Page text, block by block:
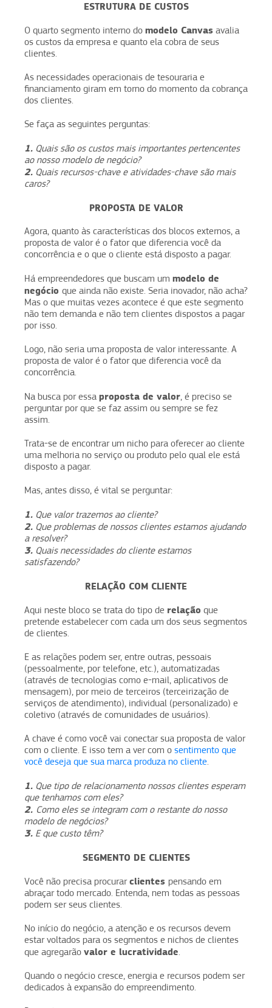
ESTRUTURA DE CUSTOS
O quarto segmento interno do modelo Canvas avalia
os custos da empresa e quanto ela cobra de seus
clientes.
As necessidades operacionais de tesouraria e
financiamento giram em torno do momento da cobrança
dos clientes.
Se faça as seguintes perguntas:
1. Quais são os custos mais importantes pertencentes
ao nosso modelo de negócio?
2. Quais recursos-chave e atividades-chave são mais
caros?
PROPOSTA DE VALOR
Agora, quanto às características dos blocos externos, a
proposta de valor é o fator que diferencia você da
concorrência e o que o cliente está disposto a pagar.
Há empreendedores que buscam um modelo de
negócio que ainda não existe. Seria inovador, não acha?
Mas o que muitas vezes acontece é que este segmento
não tem demanda e não tem clientes dispostos a pagar
por isso.
Logo, não seria uma proposta de valor interessante. A
proposta de valor é o fator que diferencia você da
concorrência.
Na busca por essa proposta de valor, é preciso se
perguntar por que se faz assim ou sempre se fez
assim.
Trata-se de encontrar um nicho para oferecer ao cliente
uma melhoria no serviço ou produto pelo qual ele está
disposto a pagar.
Mas, antes disso, é vital se perguntar:
1. Que valor trazemos ao cliente?
2. Que problemas de nossos clientes estamos ajudando
a resolver?
3. Quais necessidades do cliente estamos
satisfazendo?
RELAÇÃO COM CLIENTE
Aqui neste bloco se trata do tipo de relação que
pretende estabelecer com cada um dos seus segmentos
de clientes.
E as relações podem ser, entre outras, pessoais
(pessoalmente, por telefone, etc.), automatizadas
(através de tecnologias como e-mail, aplicativos de
mensagem), por meio de terceiros (terceirização de
serviços de atendimento), individual (personalizado) e
coletivo (através de comunidades de usuários).
A chave é como você vai conectar sua proposta de valor
com o cliente. E isso tem a ver com o sentimento que
você deseja que sua marca produza no cliente.
1. Que tipo de relacionamento nossos clientes esperam
que tenhamos com eles?
2. Como eles se integram com o restante do nosso
modelo de negócios?
3. E que custo têm?
SEGMENTO DE CLIENTES
Você não precisa procurarclientes pensando em
abraçar todo mercado. Entenda, nem todas as pessoas
podem ser seus clientes.
No início do negócio, a atenção e os recursos devem
estar voltados para os segmentos e nichos de clientes
que agregarão valor e lucratividade.
Quando o negócio cresce, energia e recursos podem ser
dedicados à expansão do empreendimento.